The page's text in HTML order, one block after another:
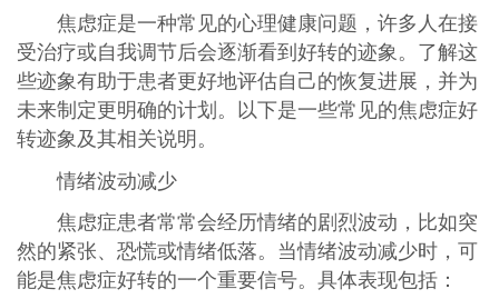
焦虑症是一种常见的心理健康问题，许多人在接
受治疗或自我调节后会逐渐看到好转的迹象。了解这
些迹象有助于患者更好地评估自己的恢复进展，并为
未来制定更明确的计划。以下是一些常见的焦虑症好
转迹象及其相关说明。
情绪波动减少
焦虑症患者常常会经历情绪的剧烈波动，比如突
然的紧张、恐慌或情绪低落。当情绪波动减少时，可
能是焦虑症好转的一个重要信号。具体表现包括：